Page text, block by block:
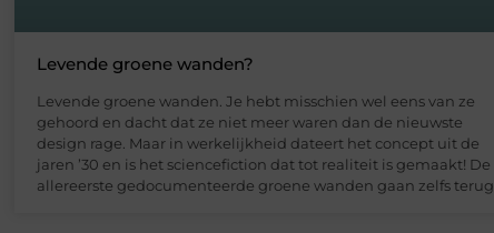
Levende groene wanden?
Levende groene wanden. Je hebt misschien wel eens van ze
gehoord en dacht dat ze niet meer waren dan de nieuwste
design rage. Maar in werkelijkheid dateert het concept uit de
jaren ’30 en is het sciencefiction dat tot realiteit is gemaakt! De
allereerste gedocumenteerde groene wanden gaan zelfs terug